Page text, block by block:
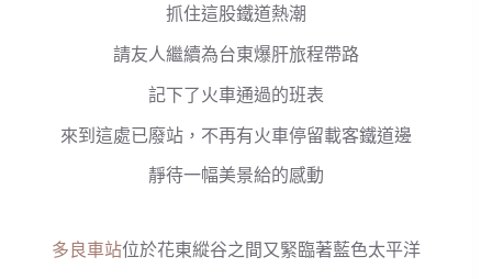
抓住這股鐵道熱潮
請友人繼續為台東爆肝旅程帶路
記下了火車通過的班表
來到這處已廢站，不再有火車停留載客鐵道邊
靜待一幅美景給的感動
多良車站位於花東縱谷之間又緊臨著藍色太平洋